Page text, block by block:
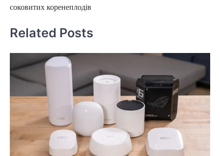
соковитих коренеплодів
Related Posts